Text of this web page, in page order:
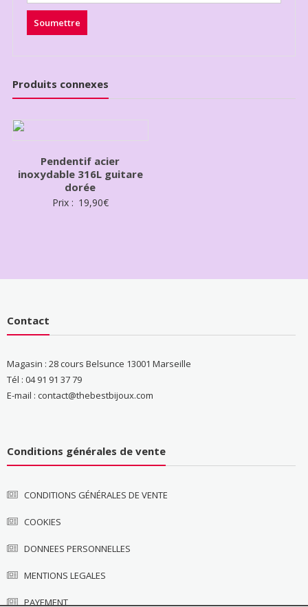
Produits connexes
Pendentif acier
inoxydable 316L guitare
dorée
Prix : 19,90€
Contact
Magasin : 28 cours Belsunce 13001 Marseille
Tél : 04 91 91 37 79
E-mail : contact@thebestbijoux.com
Conditions générales de vente
CONDITIONS GÉNÉRALES DE VENTE
COOKIES
DONNEES PERSONNELLES
MENTIONS LEGALES
PAYEMENT